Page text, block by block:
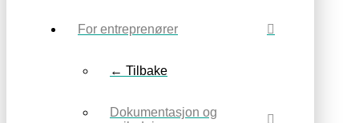
For entreprenører
← Tilbake
Dokumentasjon og